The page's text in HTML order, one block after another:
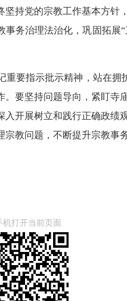
持党的宗教工作基本方针
务治理法治化，巩固拓展
要指示批示精神，站在拥
要坚持问题导向，紧盯寺
开展树立和践行正确政绩
教问题，不断提升宗教事
机打开当前页面